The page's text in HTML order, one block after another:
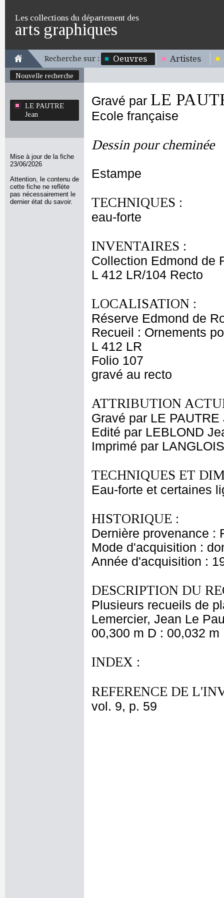
Les collections du département des
arts graphiques
Recherche sur : Oeuvres Artistes
Nouvelle recherche
LE PAUTRE
Jean
Mise à jour de la fiche
23/06/2026
Attention, le contenu de
cette fiche ne reflète
pas nécessairement le
dernier état du savoir.
Gravé par LE
Ecole française
Dessin pour cheminée
Estampe
TECHNIQUES :
eau-forte
INVENTAIRES :
Collection Edmond de
L 412 LR/104 Recto
LOCALISATION :
Réserve Edmond de
Recueil : Ornements
L 412 LR
Folio 107
gravé au recto
ATTRIBUTION
Gravé par LE PAUTRE
Edité par LEBLOND
Imprimé par
TECHNIQUES ET
Eau-forte et certaines
HISTORIQUE :
Dernière provenance :
Mode d'acquisition :
Année d'acquisition :
DESCRIPTION DU
Plusieurs recueils de
Lemercier, Jean Le
00,300 m D : 00,032
INDEX :
REFERENCE DE
vol. 9, p. 59